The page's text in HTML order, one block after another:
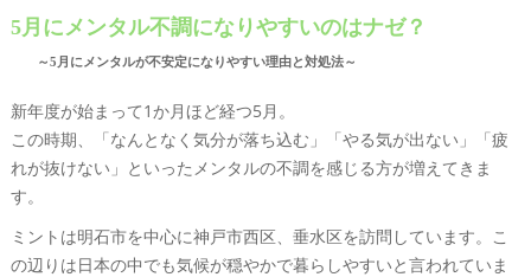
5月にメンタル不調になりやすいのはナゼ？
～5月にメンタルが不安定になりやすい理由と対処法～
新年度が始まって1か月ほど経つ5月。
この時期、「なんとなく気分が落ち込む」「やる気が出ない」「疲
れが抜けない」といったメンタルの不調を感じる方が増えてきま
す。
ミントは明石市を中心に神戸市西区、垂水区を訪問しています。こ
の辺りは日本の中でも気候が穏やかで暮らしやすいと言われていま